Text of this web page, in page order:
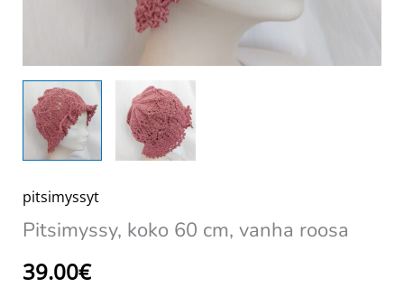
pitsimyssyt
Pitsimyssy, koko 60 cm, vanha roosa
39.00€